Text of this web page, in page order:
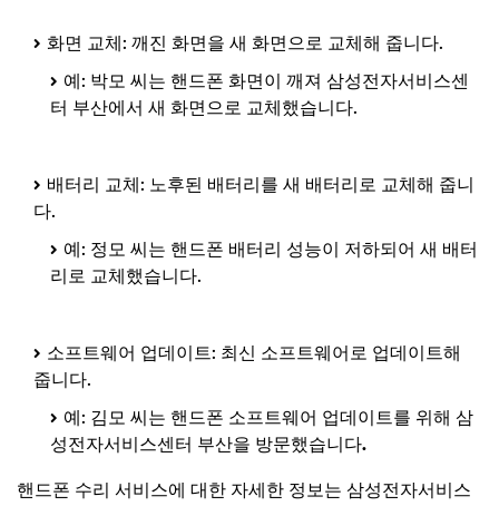
화면 교체: 깨진 화면을 새 화면으로 교체해 줍니다.
예: 박모 씨는 핸드폰 화면이 깨져 삼성전자서비스센
터 부산에서 새 화면으로 교체했습니다.
배터리 교체: 노후된 배터리를 새 배터리로 교체해 줍니
다.
예: 정모 씨는 핸드폰 배터리 성능이 저하되어 새 배터
리로 교체했습니다.
소프트웨어 업데이트: 최신 소프트웨어로 업데이트해
줍니다.
예: 김모 씨는 핸드폰 소프트웨어 업데이트를 위해 삼
성전자서비스센터 부산을 방문했습니다.
핸드폰 수리 서비스에 대한 자세한 정보는 삼성전자서비스